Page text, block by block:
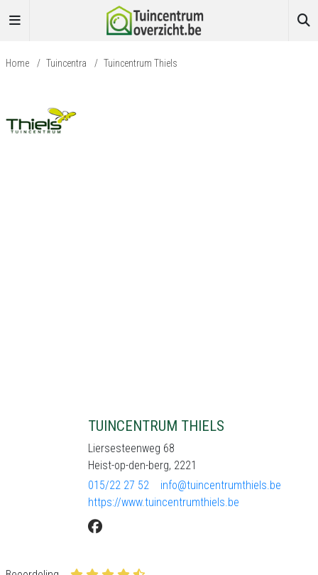
Home / Tuincentra / Tuincentrum Thiels
TUINCENTRUM THIELS
Liersesteenweg 68
Heist-op-den-berg, 2221
015/22 27 52
info@tuincentrumthiels.be
https://www.tuincentrumthiels.be